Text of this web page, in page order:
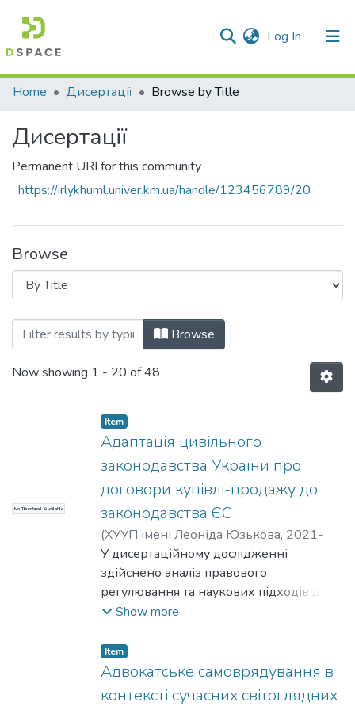
Log In (current)
Communities & Collections
Home Дисертації Browse by Title
Дисертації
Permanent URI for this community
https://irlykhuml.univer.km.ua/handle/123456789/20
Browse
Browsing Дисертації by Title
Browse
Now showing 1 - 20 of 48
No Thumbnail Available
Item
Адаптація цивільного
законодавства України про
договори купівлі-продажу до
законодавства ЄС
(ХУУП імені Леоніда Юзькова, 2021-
09-30)Абросімов С.А.
У дисертаційному дослідженні
здійснено аналіз правового
регулювання та наукових підходів до
розуміння договору купівлі-продажу в
України та ЄС.
Констатовано, що, незважаючи на
багаторічну співпрацю України та ЄС, в
тому числі в частині приведення у
Show more
Item
Адвокатське самоврядування в
контексті сучасних світоглядних